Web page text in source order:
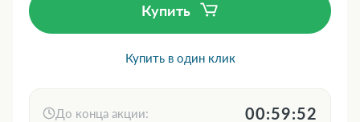
Купить
Купить в один клик
До конца акции: 00:59:51